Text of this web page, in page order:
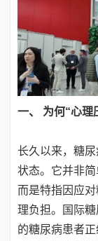
一、 为何“心理
长久以来，糖
状态。它并非简
而是特指因应
理负担。国际
的糖尿病患者